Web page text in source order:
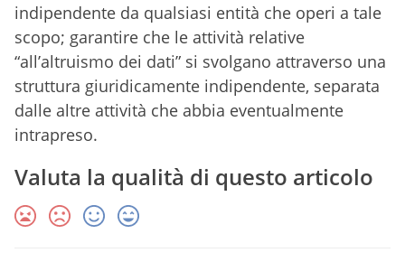
indipendente da qualsiasi entità che operi a tale
scopo; garantire che le attività relative
“all’altruismo dei dati” si svolgano attraverso una
struttura giuridicamente indipendente, separata
dalle altre attività che abbia eventualmente
intrapreso.
Valuta la qualità di questo articolo